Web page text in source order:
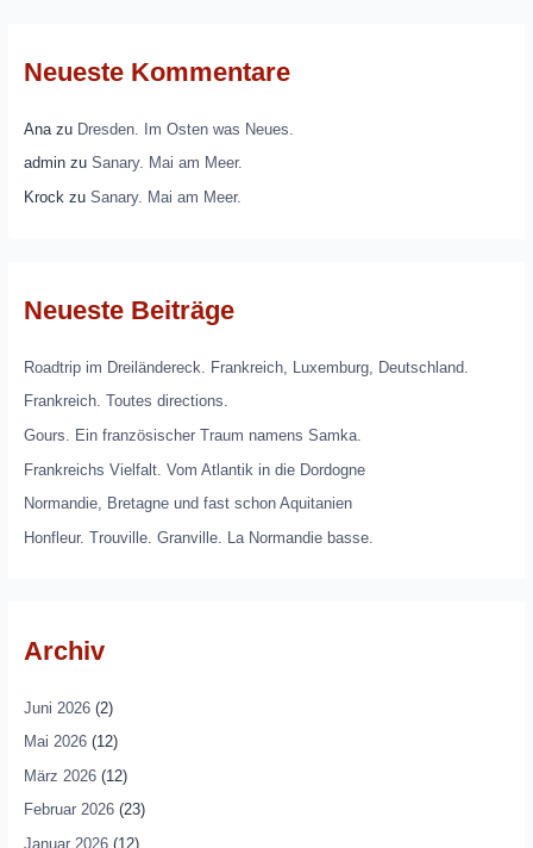
Neueste Kommentare
Anazu Dresden. Im Osten was Neues.
adminzu Sanary. Mai am Meer.
Krock zu Sanary. Mai am Meer.
Neueste Beiträge
Roadtrip im Dreiländereck. Frankreich, Luxemburg, Deutschland.
Frankreich. Toutes directions.
Gours. Ein französischer Traum namens Samka.
Frankreichs Vielfalt. Vom Atlantik in die Dordogne
Normandie, Bretagne und fast schon Aquitanien
Honfleur. Trouville. Granville. La Normandie basse.
Archiv
Juni 2026(2)
Mai 2026(12)
März 2026(12)
Februar 2026(23)
Januar 2026(12)